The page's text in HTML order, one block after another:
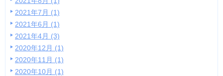
2021年7月 (1)
2021年6月 (1)
2021年4月 (3)
2020年12月 (1)
2020年11月 (1)
2020年10月 (1)